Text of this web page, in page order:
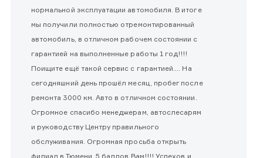
нормальной эксплуатации автомобиля. В итоге
мы получили полностью отремонтированный
автомобиль, в отличном рабочем состоянии с
гарантией на выполненные работы 1 год!!!!
Поищите ещё такой сервис с гарантией.... На
сегодняшний день прошёл месяц, пробег после
ремонта 3000 км. Авто в отличном состоянии.
Огромное спасибо менеджерам, автослесарям
и руководству Центру правильного
обслуживания. Огромная просьба открыть
филиал в Тюмени. 5 баллов Вам!!!! Успехов и